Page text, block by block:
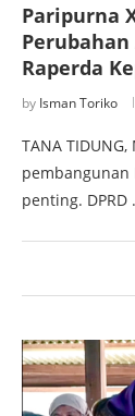
Paripurna
Perubahan
Raperda
by Isman Toriko
TANA
pembangunan
penting. DPRD